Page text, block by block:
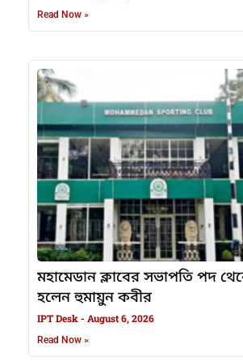
Read Now »
মহামেডান ক্লাবের সভাপতি পদ
হলেন হুমায়ুন কবীর
IPT Desk August 6, 2026
Read Now »